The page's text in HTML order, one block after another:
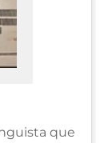
que